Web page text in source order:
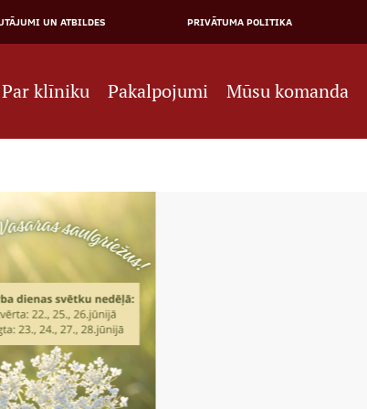
UN ATBILDES PRIVĀTUMA POLITIKA
Par klīniku Pakalpojumi Mūsu komanda